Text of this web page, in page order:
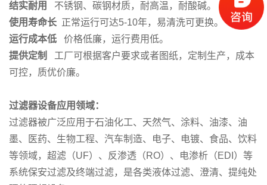
结实耐用
不锈钢、碳钢材质，耐高温，耐酸碱。
使用寿命长 正常运行可达5-10年，易清洗可更换。
运行成本低 价格低廉，运行费用低。
提供定制
工厂可根据客户要求或者图纸，定制生产，成本
可控，质优价廉。
过滤器设备应用领域：
过滤器被广泛应用于石油化工、天然气、涂料、油漆、油
墨、医药、生物工程、汽车制造、电子、电镀、食品、饮料
等领域，超滤（UF）、反渗透（RO）、电渗析（EDI）等
系统保安过滤及终端过滤，是各类液体过滤、澄清、提纯处